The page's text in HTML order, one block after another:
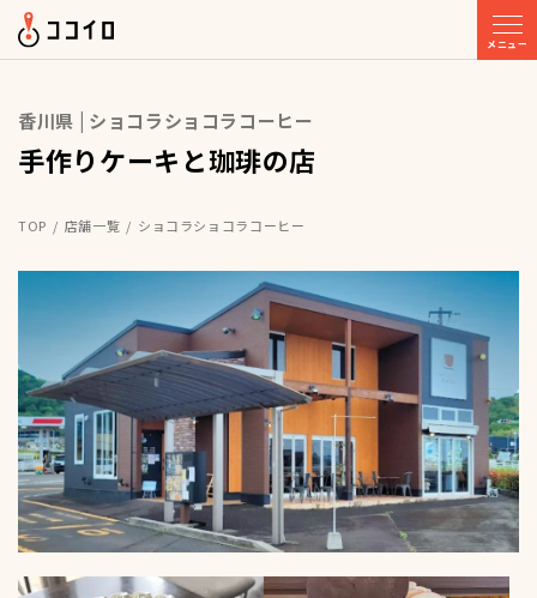
メニュー
香川県 | ショコラショコラコーヒー
手作りケーキと珈琲の店
TOP 店舗一覧 ショコラショコラコーヒー